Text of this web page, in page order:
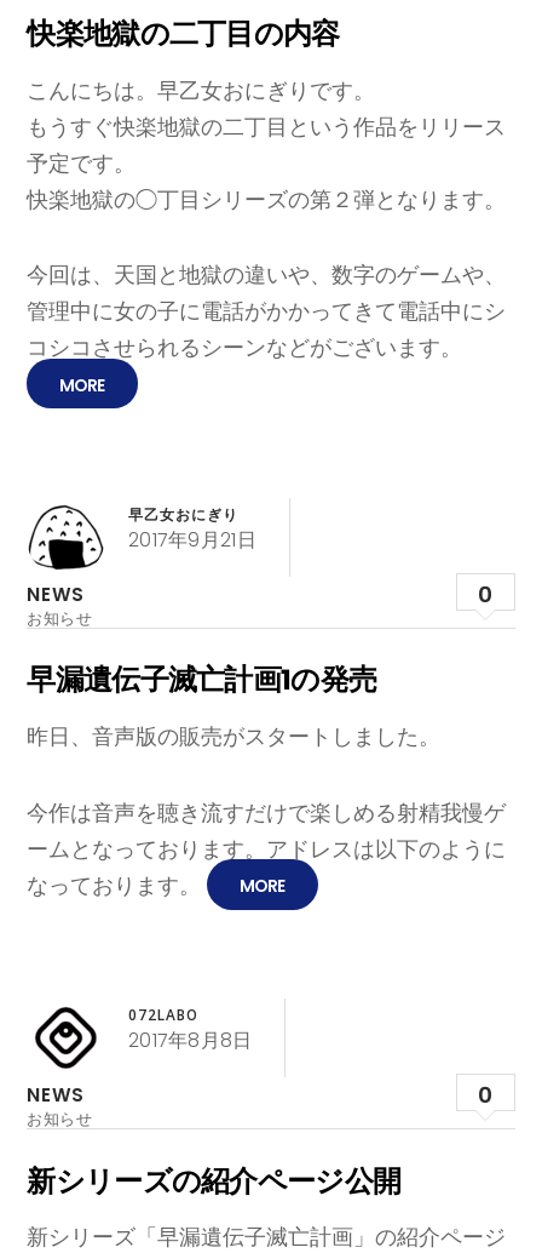
快楽地獄の二丁目の内容
こんにちは。早乙女おにぎりです。
もうすぐ快楽地獄の二丁目という作品をリリース
予定です。
快楽地獄の◯丁目シリーズの第２弾となります。
今回は、天国と地獄の違いや、数字のゲームや、
管理中に女の子に電話がかかってきて電話中にシ
コシコさせられるシーンなどがございます。
MORE
早乙女おにぎり
2017年9月21日
NEWS
お知らせ
0
早漏遺伝子滅亡計画1の発売
昨日、音声版の販売がスタートしました。
今作は音声を聴き流すだけで楽しめる射精我慢ゲ
ームとなっております。アドレスは以下のように
なっております。
MORE
072LABO
2017年8月8日
NEWS
お知らせ
0
新シリーズの紹介ページ公開
新シリーズ「早漏遺伝子滅亡計画」の紹介ページ